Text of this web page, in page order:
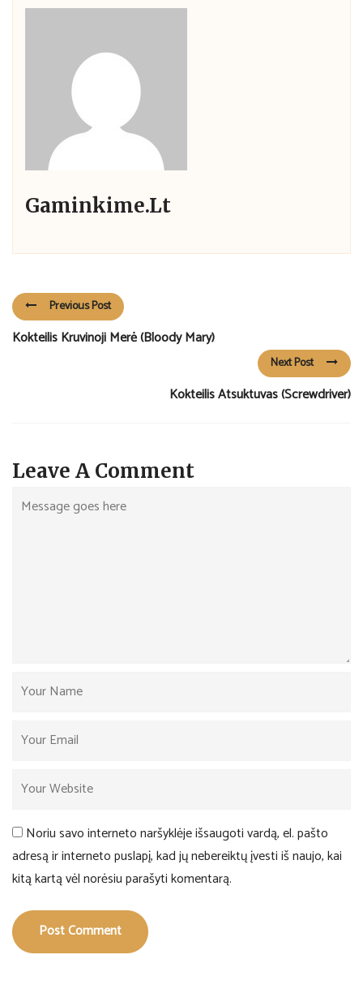
Gaminkime.lt
Previous Post
Kokteilis Kruvinoji Merė (Bloody Mary)
Next Post
Kokteilis Atsuktuvas (Screwdriver)
Leave A Comment
Noriu savo interneto naršyklėje išsaugoti vardą, el. pašto
adresą ir interneto puslapį, kad jų nebereiktų įvesti iš naujo, kai
kitą kartą vėl norėsiu parašyti komentarą.
Post Comment